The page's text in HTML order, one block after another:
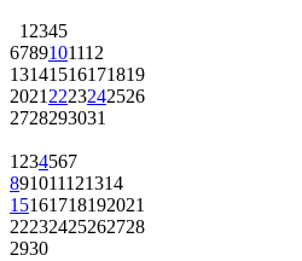
1 2345
6789101112
13141516171819
2021 2223242526
2728293031
1 234567
891011121314
15161718192021
22232425262728
2930